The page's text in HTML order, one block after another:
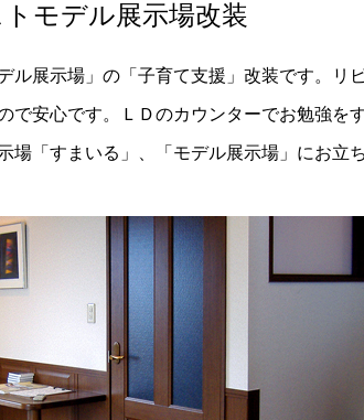
モデル展示場改装
ル展示場」の「子育て支援」改装です。リ
で安心です。ＬＤのカウンターでお勉強を
「すまいる」、「モデル展示場」にお立